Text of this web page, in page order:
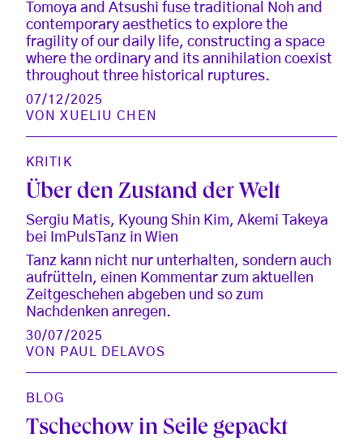
Tomoya and Atsushi fuse traditional Noh and
contemporary aesthetics to explore the
fragility of our daily life, constructing a space
where the ordinary and its annihilation coexist
throughout three historical ruptures.
07/12/2025
VONXUELIU CHEN
KRITIK
Über den Zustand der Welt
Sergiu Matis, Kyoung Shin Kim, Akemi Takeya
bei ImPulsTanz in Wien
Tanz kann nicht nur unterhalten, sondern auch
aufrütteln, einen Kommentar zum aktuellen
Zeitgeschehen abgeben und so zum
Nachdenken anregen.
30/07/2025
VON
PAUL DELAVOS
BLOG
Tschechow in Seile gepackt